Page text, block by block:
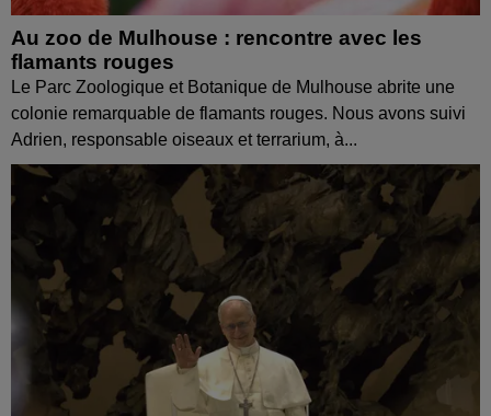
Au zoo de Mulhouse : rencontre avec les
flamants rouges
Le Parc Zoologique et Botanique de Mulhouse abrite une
colonie remarquable de flamants rouges. Nous avons suivi
Adrien, responsable oiseaux et terrarium, à...